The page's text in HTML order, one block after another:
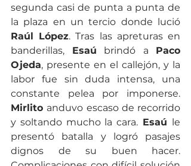
segunda casi de punta a punta de
Raúl López. Tras las apreturas en
banderillas, Esaú brindó a Paco
Ojeda, presente en el callejón, y la
labor fue sin duda intensa, una
Mirlito anduvo escaso de recorrido
y soltando mucho la cara. Esaú
le
presentó batalla y logró pasajes
dignos de su buen hacer.